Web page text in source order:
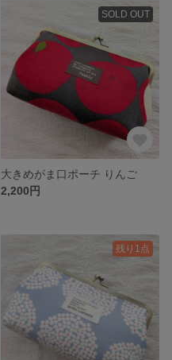
SOLD OUT
大きめがま口ポーチ りんご
2,200円
残り1点